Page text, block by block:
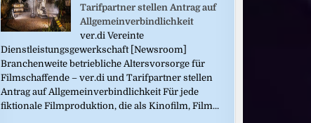
Tarifpartner stellen Antrag auf
Allgemeinverbindlichkeit
ver.di Vereinte
Dienstleistungsgewerkschaft [Newsroom]
Branchenweite betriebliche Altersvorsorge für
Filmschaffende – ver.di und Tarifpartner stellen
Antrag auf Allgemeinverbindlichkeit Für jede
fiktionale Filmproduktion, die als Kinofilm, Film...